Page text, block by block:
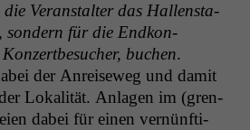
die Ver­anstal­ter das Hal­len­sta­
son­dern für die End­kon­
buchen.
der Anreiseweg und damit
Lokalität. Anla­gen im (gren­
dabei für einen vernün­fti­